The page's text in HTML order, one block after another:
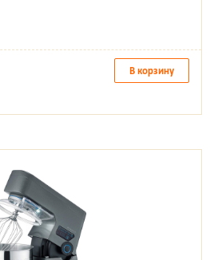
В корзину